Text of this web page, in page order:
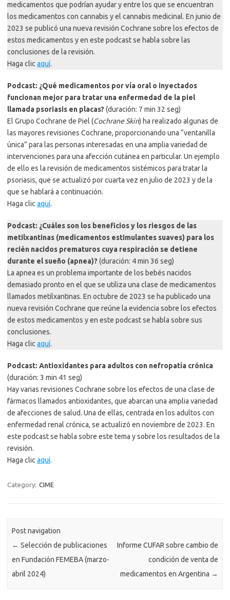
medicamentos que podrían ayudar y entre los que se encuentran
los medicamentos con cannabis y el cannabis medicinal. En junio de
2023 se publicó una nueva revisión Cochrane sobre los efectos de
estos medicamentos y en este podcast se habla sobre las
conclusiones de la revisión.
Haga clic aquí.
Podcast: ¿Qué medicamentos por vía oral o inyectados
funcionan mejor para tratar una enfermedad de la piel
llamada psoriasis en placas? (duración: 7 min 32 seg)
El Grupo Cochrane de Piel (Cochrane Skin) ha realizado algunas de
las mayores revisiones Cochrane, proporcionando una “ventanilla
única” para las personas interesadas en una amplia variedad de
intervenciones para una afección cutánea en particular. Un ejemplo
de ello es la revisión de medicamentos sistémicos para tratar la
psoriasis, que se actualizó por cuarta vez en julio de 2023 y de la
que se hablará a continuación.
Haga clicaquí.
Podcast: ¿Cuáles son los beneficios y los riesgos de las
metilxantinas (medicamentos estimulantes suaves) para los
recién nacidos prematuros cuya respiración se detiene
durante el sueño (apnea)? (duración: 4 min 36 seg)
La apnea es un problema importante de los bebés nacidos
demasiado pronto en el que se utiliza una clase de medicamentos
llamados metilxantinas. En octubre de 2023 se ha publicado una
nueva revisión Cochrane que reúne la evidencia sobre los efectos
de estos medicamentos y en este podcast se habla sobre sus
conclusiones.
Haga clic aquí.
Podcast: Antioxidantes para adultos con nefropatía crónica
(duración: 3 min 41 seg)
Hay varias revisiones Cochrane sobre los efectos de una clase de
fármacos llamados antioxidantes, que abarcan una amplia variedad
de afecciones de salud. Una de ellas, centrada en los adultos con
enfermedad renal crónica, se actualizó en noviembre de 2023. En
este podcast se habla sobre este tema y sobre los resultados de la
revisión.
Haga clicaquí.
Category: CIME
Post navigation
← Selección de publicaciones
en Fundación FEMEBA (marzo-
abril 2024)
Informe CUFAR sobre cambio de
condición de venta de
medicamentos en Argentina →